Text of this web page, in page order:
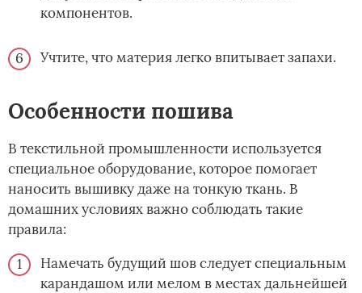
компонентов.
Учтите, что материя легко впитывает запахи.
Особенности пошива
В текстильной промышленности используется
специальное оборудование, которое помогает
наносить вышивку даже на тонкую ткань. В
домашних условиях важно соблюдать такие
правила:
Намечать будущий шов следует специальным
карандашом или мелом в местах дальнейшей